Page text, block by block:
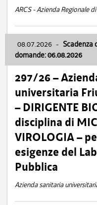
ARCS - Azienda Regionale
08.07.2026 - Scadenza
domande: 06.08.2026
297/26 –
universitaria
– DIRIGENTE
disciplina di
VIROLOGIA –
esigenze del
Pubblica
Azienda sanitaria